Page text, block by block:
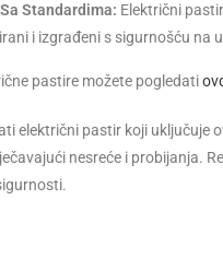
Standardima: Električni
i izgrađeni s sigurnošću na
pastire možete pogledati
električni pastir koji uključuje
nesreće i probijanja.